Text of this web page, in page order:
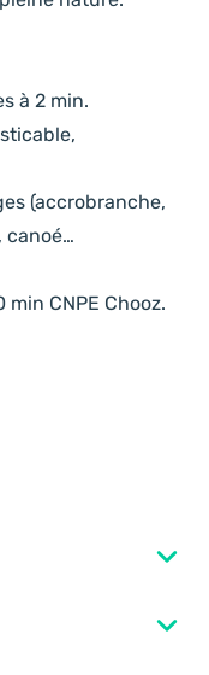
à 2 min.
(accrobranche,
canoé…
min CNPE Chooz.